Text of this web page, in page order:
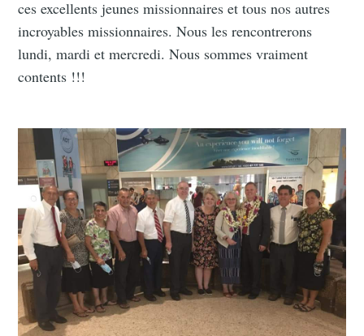
ces excellents jeunes missionnaires et tous nos autres
incroyables missionnaires. Nous les rencontrerons
lundi, mardi et mercredi. Nous sommes vraiment
contents !!!